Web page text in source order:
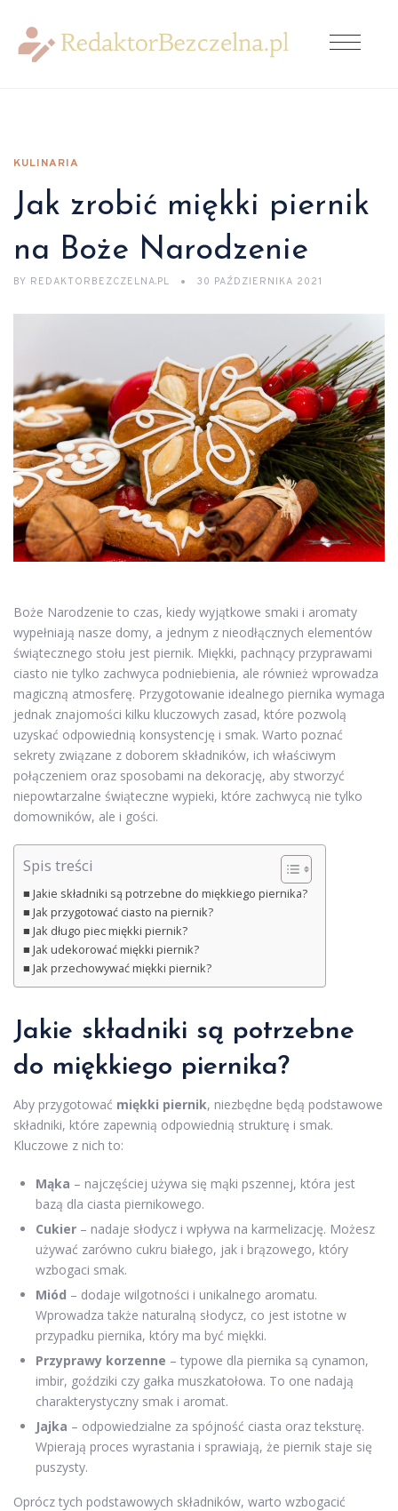
KULINARIA
Jak zrobić miękki piernik
na Boże Narodzenie
BY REDAKTORBEZCZELNA.PL 30 PAŹDZIERNIKA 2021
Boże Narodzenie to czas, kiedy wyjątkowe smaki i aromaty
wypełniają nasze domy, a jednym z nieodłącznych elementów
świątecznego stołu jest piernik. Miękki, pachnący przyprawami
ciasto nie tylko zachwyca podniebienia, ale również wprowadza
magiczną atmosferę. Przygotowanie idealnego piernika wymaga
jednak znajomości kilku kluczowych zasad, które pozwolą
uzyskać odpowiednią konsystencję i smak. Warto poznać
sekrety związane z doborem składników, ich właściwym
połączeniem oraz sposobami na dekorację, aby stworzyć
niepowtarzalne świąteczne wypieki, które zachwycą nie tylko
domowników, ale i gości.
Spis treści
Jakie składniki są potrzebne do miękkiego piernika?
Jak przygotować ciasto na piernik?
Jak długo piec miękki piernik?
Jak udekorować miękki piernik?
Jak przechowywać miękki piernik?
Jakie składniki są potrzebne
do miękkiego piernika?
Aby przygotować miękki piernik, niezbędne będą podstawowe
składniki, które zapewnią odpowiednią strukturę i smak.
Kluczowe z nich to:
Mąka – najczęściej używa się mąki pszennej, która jest
bazą dla ciasta piernikowego.
Cukier – nadaje słodycz i wpływa na karmelizację. Możesz
używać zarówno cukru białego, jak i brązowego, który
wzbogaci smak.
Miód – dodaje wilgotności i unikalnego aromatu.
Wprowadza także naturalną słodycz, co jest istotne w
przypadku piernika, który ma być miękki.
Przyprawy korzenne – typowe dla piernika są cynamon,
imbir, goździki czy gałka muszkatołowa. To one nadają
charakterystyczny smak i aromat.
Jajka – odpowiedzialne za spójność ciasta oraz teksturę.
Wpierają proces wyrastania i sprawiają, że piernik staje się
puszysty.
Oprócz tych podstawowych składników, warto wzbogacić